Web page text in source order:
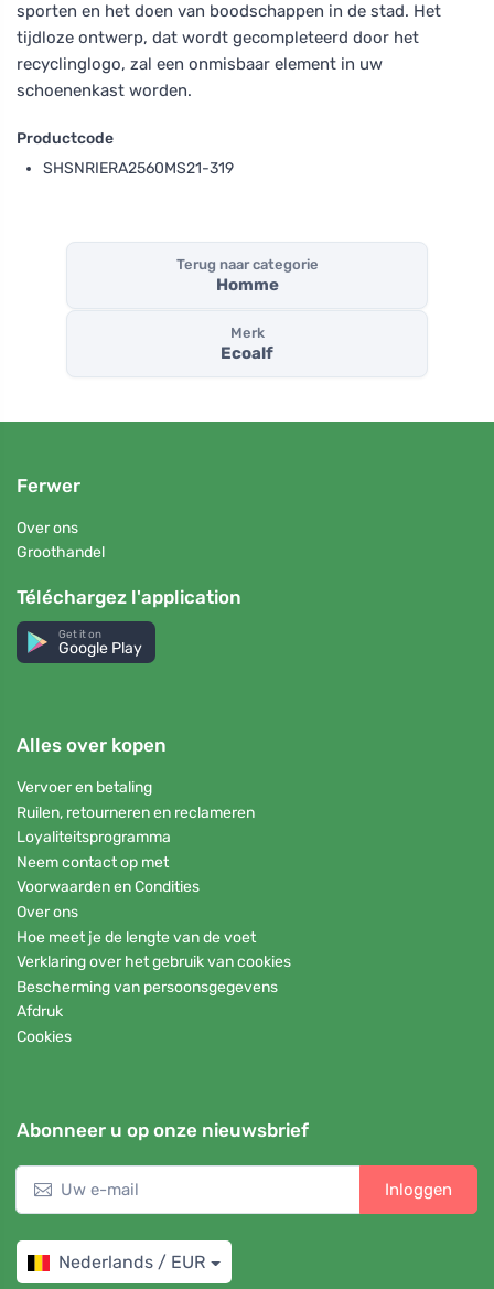
sporten en het doen van boodschappen in de stad. Het
tijdloze ontwerp, dat wordt gecompleteerd door het
recyclinglogo, zal een onmisbaar element in uw
schoenenkast worden.
Productcode
SHSNRIERA2560MS21-319
Terug naar categorie
Homme
Merk
Ecoalf
Ferwer
Over ons
Groothandel
Téléchargez l'application
Get it on
Google Play
Alles over kopen
Vervoer en betaling
Ruilen, retourneren en reclameren
Loyaliteitsprogramma
Neem contact op met
Voorwaarden en Condities
Over ons
Hoe meet je de lengte van de voet
Verklaring over het gebruik van cookies
Bescherming van persoonsgegevens
Afdruk
Cookies
Abonneer u op onze nieuwsbrief
Inloggen
Nederlands / EUR